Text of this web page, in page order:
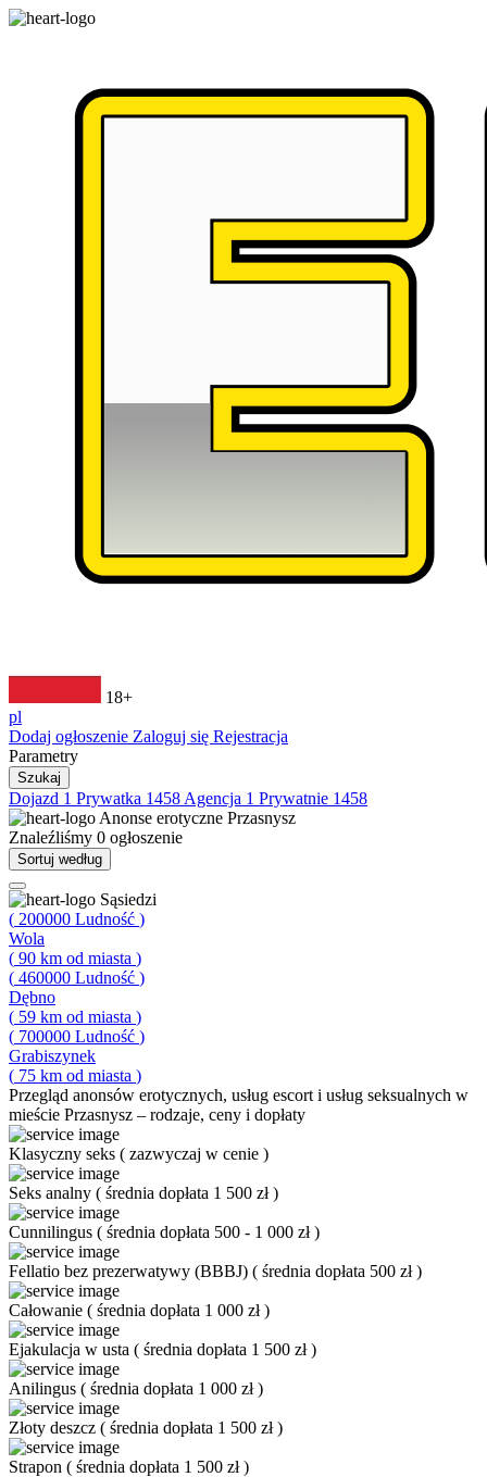
18+
pl
Dodaj ogłoszenie Zaloguj się Rejestracja
Parametry
Szukaj
Dojazd 1 Prywatka 1458 Agencja 1 Prywatnie 1458
Anonse erotyczne Przasnysz
Znaleźliśmy 0 ogłoszenie
Sortuj według
Sąsiedzi
( 200000 Ludność )
Wola
( 90 km od miasta )
( 460000 Ludność )
Dębno
( 59 km od miasta )
( 700000 Ludność )
Grabiszynek
( 75 km od miasta )
Przegląd anonsów erotycznych, usług escort i usług seksualnych w
mieście Przasnysz – rodzaje, ceny i dopłaty
Klasyczny seks ( zazwyczaj w cenie )
Seks analny ( średnia dopłata 1 500 zł)
Cunnilingus ( średnia dopłata 500 - 1 000 zł)
Fellatio bez prezerwatywy (BBBJ) ( średnia dopłata 500 zł)
Całowanie ( średnia dopłata 1 000 zł)
Ejakulacja w usta ( średnia dopłata 1 500 zł)
Anilingus ( średnia dopłata 1 000 zł)
Złoty deszcz ( średnia dopłata 1 500 zł)
Strapon ( średnia dopłata 1 500 zł)